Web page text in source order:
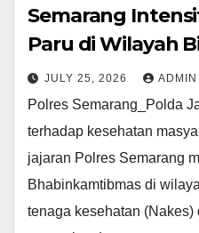
Semarang
Paru di Wilayah
JULY 25, 2026 ADMIN
Polres Semarang_Polda
terhadap kesehatan
jajaran Polres Semarang
Bhabinkamtibmas di
tenaga kesehatan (Nakes)